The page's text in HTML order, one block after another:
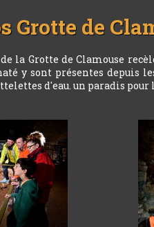
Grotte de
la Grotte de Clamouse
y sont présentes depuis
d'eau. un paradis